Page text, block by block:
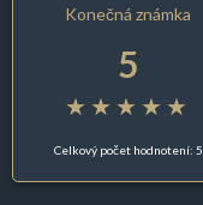
Konečná známka
5
Celkový počet hodnotení: 5